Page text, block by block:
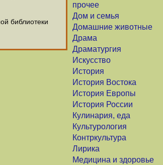
прочее
Дом и семья
Домашние животные
Драма
Драматургия
Искусство
История
История Востока
История Европы
История России
Кулинария, еда
Культурология
Контркультура
Лирика
Медицина и здоровье
библиотеки